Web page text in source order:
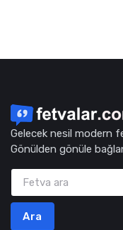
Gelecek nesil modern
Gönülden gönüle
Ara